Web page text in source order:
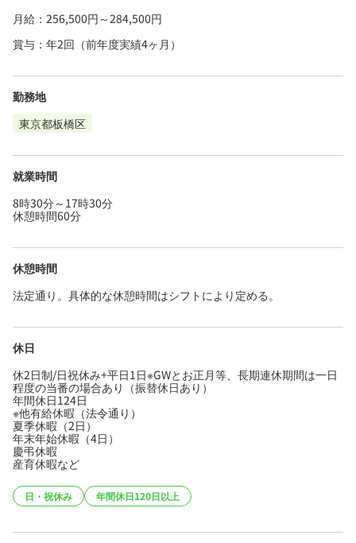
月給：256,500円～284,500円
賞与：年2回（前年度実績4ヶ月）
勤務地
東京都板橋区
就業時間
8時30分～17時30分
休憩時間60分
休憩時間
法定通り。具体的な休憩時間はシフトにより定める。
休日
休2日制/日祝休み+平日1日※GWとお正月等、長期連休期間は一日
程度の当番の場合あり（振替休日あり）
年間休日124日
※他有給休暇（法令通り）
夏季休暇（2日）
年末年始休暇（4日）
慶弔休暇
産育休暇など
日・祝休み 年間休日120日以上